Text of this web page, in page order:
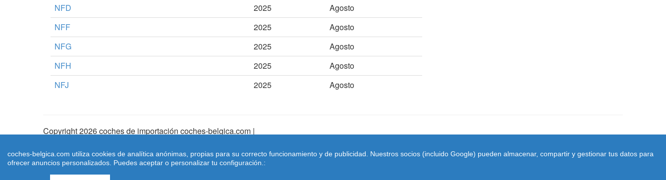
NFD
2025
Agosto
NFF
2025
Agosto
NFG
2025
Agosto
NFH
2025
Agosto
NFJ
2025 Agosto
Copyright 2026 coches de importación coches-belgica.com |
Coches-belgica.com
coches-belgica.com utiliza cookies de analítica anónimas, propias para su correcto funcionamiento y de publicidad. Nuestros socios (incluido Google) pueden almacenar, compartir y gestionar tus datos para
ofrecer anuncios personalizados. Puedes aceptar o personalizar tu configuración.: